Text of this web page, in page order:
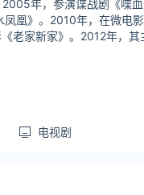
年，参演谍战剧《喋
凰》。2010年，在微电
老家新家》。2012年，
电视剧